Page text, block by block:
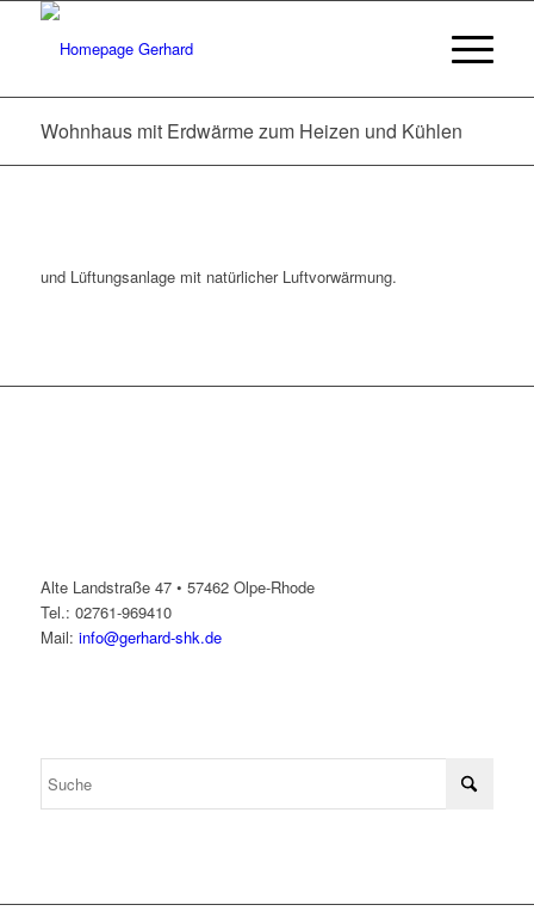
Wohnhaus mit Erdwärme zum Heizen und Kühlen
und Lüftungsanlage mit natürlicher Luftvorwärmung.
Alte Landstraße 47 • 57462 Olpe-Rhode
Tel.: 02761-969410
Mail: info@gerhard-shk.de